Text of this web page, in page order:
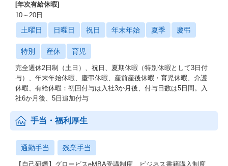
[年次有給休暇]
10～20日
土曜日 日曜日 祝日 年末年始 夏季 慶弔
特別 産休 育児
完全週休2日制（土日）、祝日、夏期休暇（特別休暇として3日付
与）、年末年始休暇、慶弔休暇、産前産後休暇・育児休暇、介護
休暇、有給休暇：初回付与は入社3か月後、付与日数は5日間。入
社6か月後、5日追加付与
手当・福利厚生
通勤手当 残業手当
【自己研鑽】グロービスeMBA受講制度、ビジネス書籍購入制度、